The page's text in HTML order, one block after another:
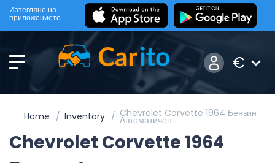
Изтегляне на
приложението
€
Home Inventory Chevrolet Corvette 1964 Бензин
Автоматичен
Chevrolet Corvette 1964